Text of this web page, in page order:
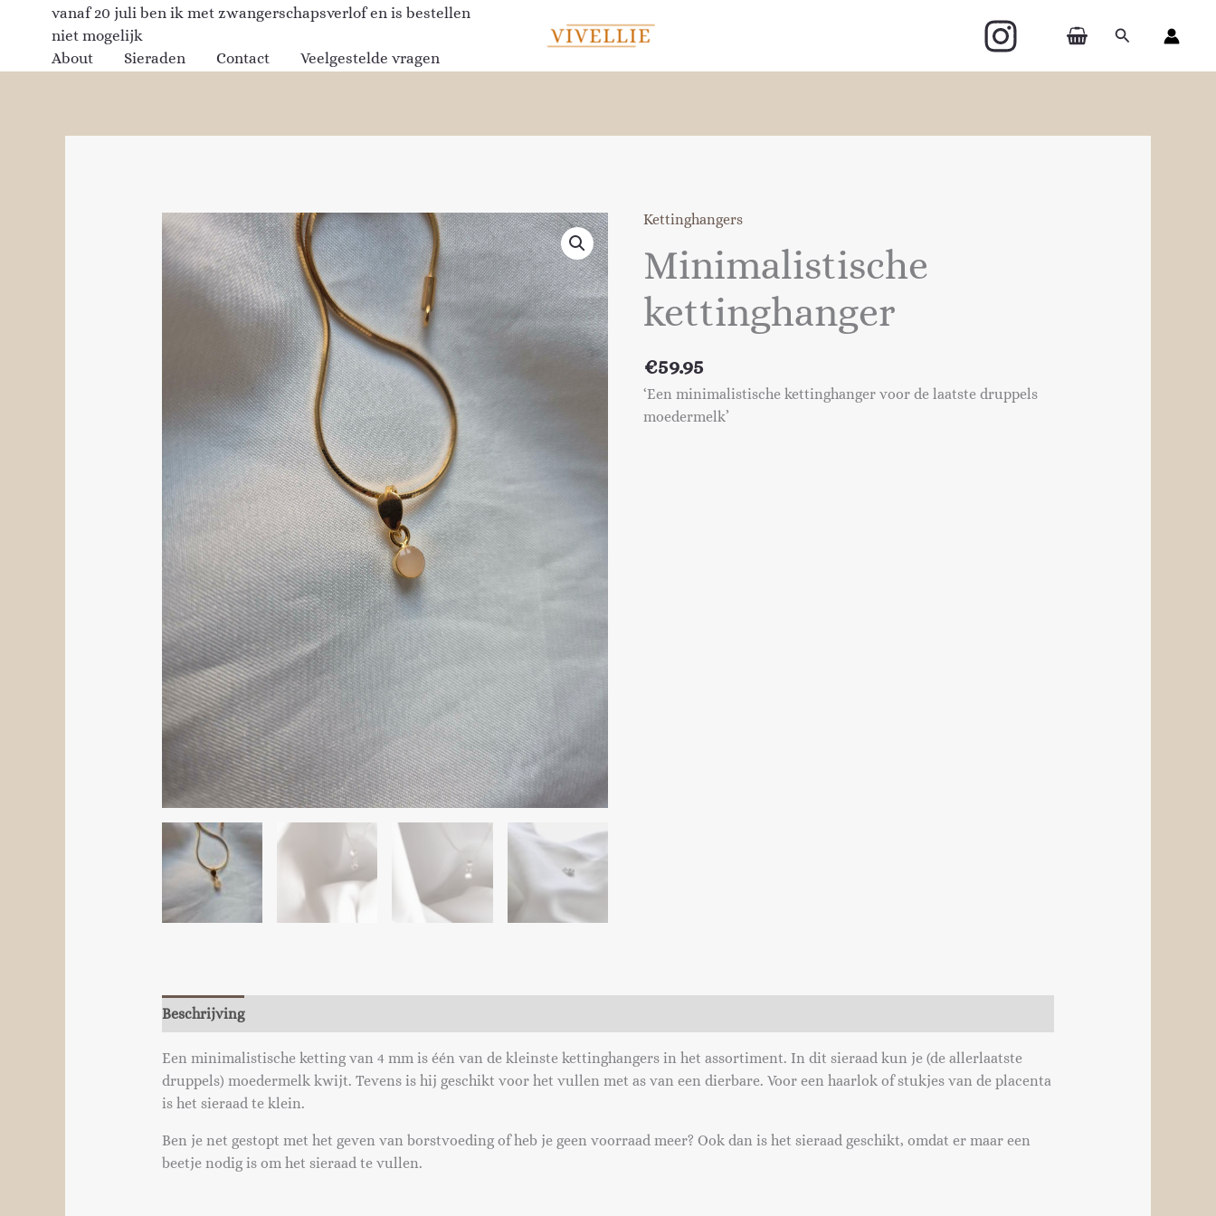
vanaf 20 juli ben ik met zwangerschapsverlof en is bestellen
niet mogelijk
About
Sieraden Contact Veelgestelde vragen
Zoeken
Kettinghangers
Minimalistische
kettinghanger
€59.95
‘Een minimalistische kettinghanger voor de laatste druppels
moedermelk’
Beschrijving
Een minimalistische ketting van 4 mm is één van de kleinste kettinghangers in het assortiment. In dit sieraad kun je (de allerlaatste
druppels) moedermelk kwijt. Tevens is hij geschikt voor het vullen met as van een dierbare. Voor een haarlok of stukjes van de placenta
is het sieraad te klein.
Ben je net gestopt met het geven van borstvoeding of heb je geen voorraad meer? Ook dan is het sieraad geschikt, omdat er maar een
beetje nodig is om het sieraad te vullen.